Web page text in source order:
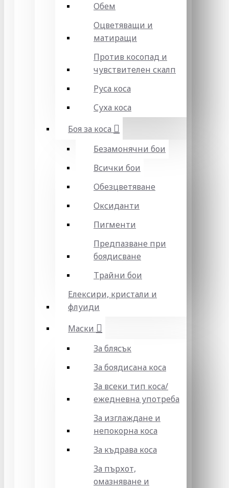
Обем
Оцветяващи и
матиращи
Против косопад и
чувствителен скалп
Руса коса
Суха коса
Боя за коса
Безамонячни бои
Всички бои
Обезцветяване
Оксиданти
Пигменти
Предпазване при
боядисване
Трайни бои
Елексири, кристали и
флуиди
Маски
За блясък
За боядисана коса
За всеки тип коса/
ежедневна употреба
За изглаждане и
непокорна коса
За къдрава коса
За пърхот,
омазняване и